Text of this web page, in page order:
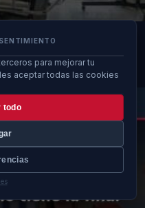
para mejorar tu
aceptar todas las cookies
todo
seguridad y ayuda